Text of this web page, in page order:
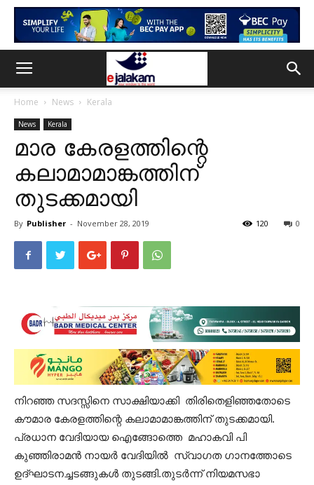
Home News Kerala
News Kerala
മാര കേരളത്തിന്റെ
കലാമാമാങ്കത്തിന്‌
തുടക്കമായി
By Publisher - November 28, 2019 0
120
നിറഞ്ഞ സദസ്സിനെ സാക്ഷിയാക്കി തിരിതെളിഞ്ഞതോടെ
കൗമാര കേരളത്തിന്റെ കലാമാമാങ്കത്തിന്‌ തുടക്കമായി.
പ്രധാന വേദിയായ ഐങ്ങോത്തെ മഹാകവി പി
കുഞ്ഞിരാമൻ നായർ വേദിയിൽ സ്വാഗത ഗാനത്തോടെ
ഉദ്‌ഘാടനച്ചടങ്ങുകൾ തുടങ്ങി.തുടർന്ന്‌ നിയമസഭാ